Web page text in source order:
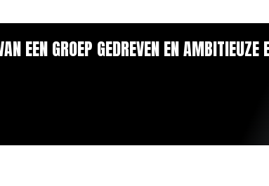
EEN GROEP GEDREVEN EN AMBITIEUZE